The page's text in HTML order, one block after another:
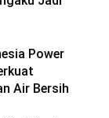
Power
Air Bersih